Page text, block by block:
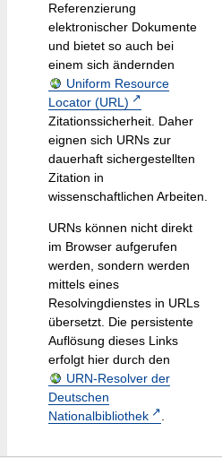
Referenzierung
elektronischer Dokumente
und bietet so auch bei
einem sich ändernden
Uniform Resource
Locator (URL)
Zitationssicherheit. Daher
eignen sich URNs zur
dauerhaft sichergestellten
Zitation in
wissenschaftlichen Arbeiten.
URNs können nicht direkt
im Browser aufgerufen
werden, sondern werden
mittels eines
Resolvingdienstes in URLs
übersetzt. Die persistente
Auflösung dieses Links
erfolgt hier durch den
URN-Resolver der
Deutschen
Nationalbibliothek
.